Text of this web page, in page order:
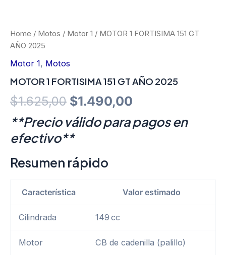
Home / Motos / Motor 1 / MOTOR 1 FORTISIMA 151 GT
AÑO 2025
Motor 1, Motos
MOTOR 1 FORTISIMA 151 GT AÑO 2025
$1.625,00 Original
price
was:
$1.625,00.
$1.490,00
price
**Precio válido para pagos en
efectivo**
Resumen rápido
Característica Valor estimado
Cilindrada 149 cc
Motor CB de cadenilla (palillo)